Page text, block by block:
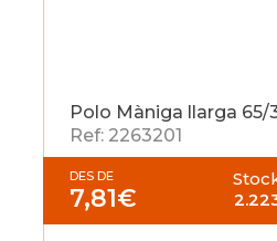
Polo Màniga llarga 65/
Ref: 2263201
DES DE
7,81€